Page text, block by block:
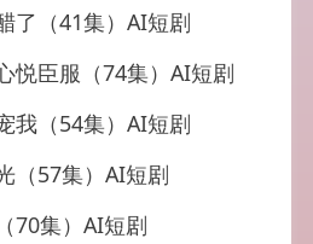
了（41集）AI短剧
悦臣服（74集）AI短剧
我（54集）AI短剧
（57集）AI短剧
70集）AI短剧